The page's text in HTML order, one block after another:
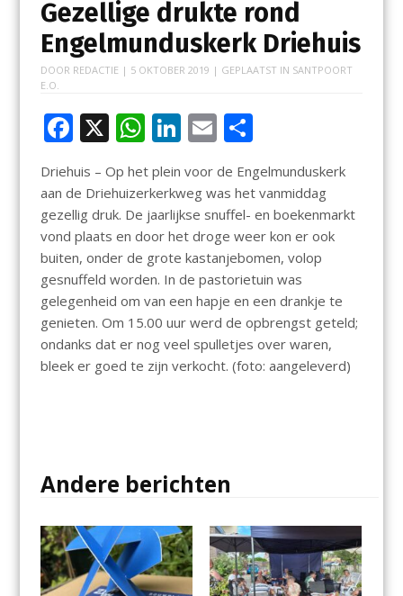
Gezellige drukte rond
Engelmunduskerk Driehuis
DOOR REDACTIE | 5 OKTOBER 2019 | GEPLAATST IN SANTPOORT
E.O.
F
e
b
o
o
k
X W
h
at
s
A
p
p
Li
k
e
dI
n
E
m
ai
l
D
el
e
n
Driehuis – Op het plein voor de Engelmunduskerk
aan de Driehuizerkerkweg was het vanmiddag
gezellig druk. De jaarlijkse snuffel- en boekenmarkt
vond plaats en door het droge weer kon er ook
buiten, onder de grote kastanjebomen, volop
gesnuffeld worden. In de pastorietuin was
gelegenheid om van een hapje en een drankje te
genieten. Om 15.00 uur werd de opbrengst geteld;
ondanks dat er nog veel spulletjes over waren,
bleek er goed te zijn verkocht. (foto: aangeleverd)
Andere berichten